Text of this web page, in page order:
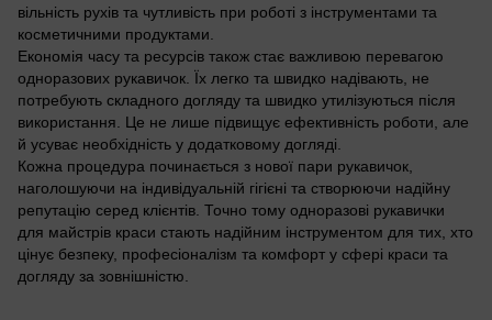
вільність рухів та чутливість при роботі з інструментами та
косметичними продуктами.
Економія часу та ресурсів також стає важливою перевагою
одноразових рукавичок. Їх легко та швидко надівають, не
потребують складного догляду та швидко утилізуються після
використання. Це не лише підвищує ефективність роботи, але
й усуває необхідність у додатковому догляді.
Кожна процедура починається з нової пари рукавичок,
наголошуючи на індивідуальній гігієні та створюючи надійну
репутацію серед клієнтів. Точно тому одноразові рукавички
для майстрів краси стають надійним інструментом для тих, хто
цінує безпеку, професіоналізм та комфорт у сфері краси та
догляду за зовнішністю.